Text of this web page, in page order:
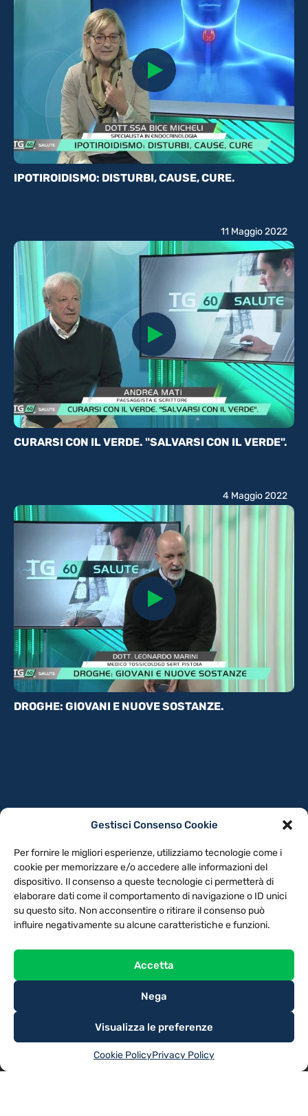
Gestisci Consenso Cookie
Per fornire le migliori esperienze, utilizziamo tecnologie come i
cookie per memorizzare e/o accedere alle informazioni del
dispositivo. Il consenso a queste tecnologie ci permetterà di
elaborare dati come il comportamento di navigazione o ID unici
su questo sito. Non acconsentire o ritirare il consenso può
influire negativamente su alcune caratteristiche e funzioni.
Accetta
Nega
Visualizza le preferenze
Cookie PolicyPrivacy Policy
IPOTIROIDISMO: DISTURBI, CAUSE, CURE.
CURARSI CON IL VERDE. "SALVARSI CON IL VERDE".
11 Maggio 2022
DROGHE: GIOVANI E NUOVE SOSTANZE.
4 Maggio 2022
NOTE LEGALI
CONTATTACI PREFERENZE
TV LIBERA S.P.A.
Via Monteleonese 95/21 – 51100 Pistoia (PT)
Tel. 0573.9136 / Fax 0573.913615